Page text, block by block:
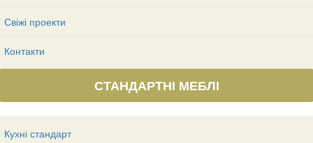
Свіжі проекти
Контакти
СТАНДАРТНІ МЕБЛІ
Кухні стандарт